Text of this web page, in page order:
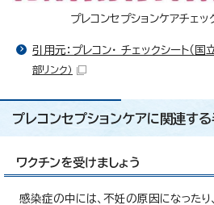
プレコンセプションケアチェッ
引用元：プレコン・ チェックシート（
部リンク）
プレコンセプションケアに関連す
ワクチンを受けましょう
感染症の中には、不妊の原因になったり